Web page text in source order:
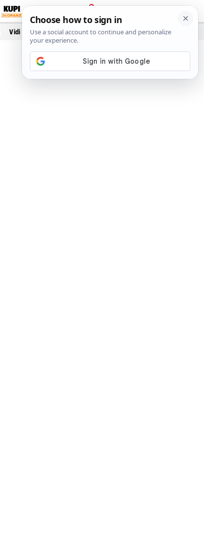
PRIJAVA
Vidi još…